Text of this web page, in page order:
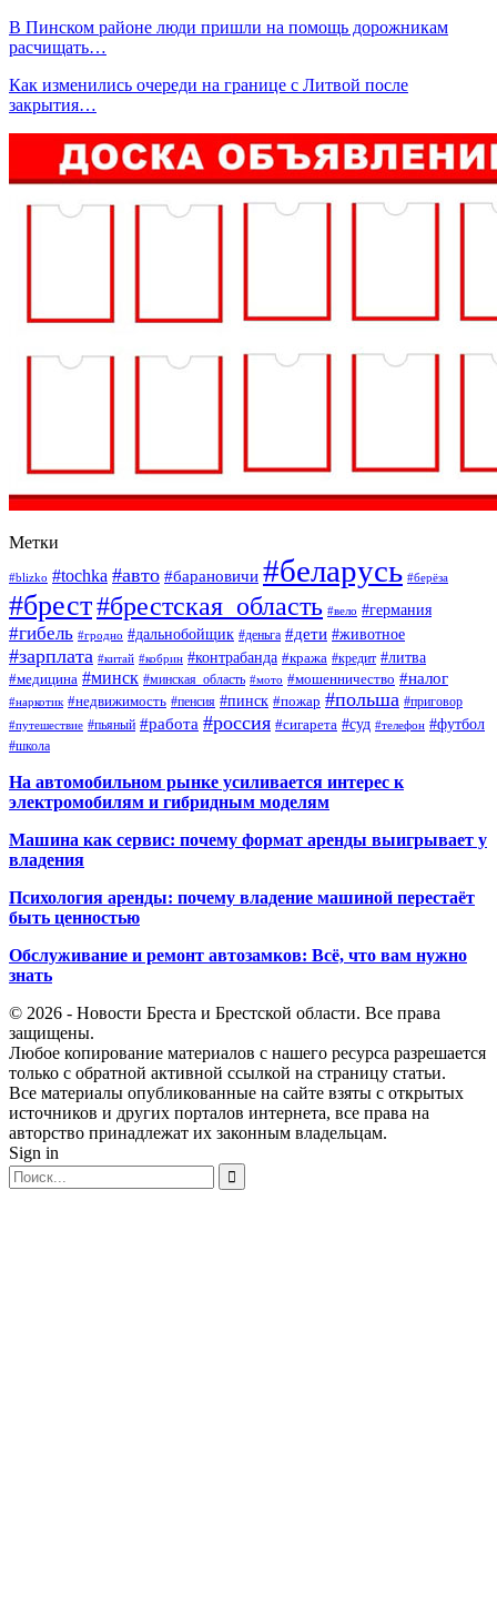
В Пинском районе люди пришли на помощь дорожникам
расчищать…
Как изменились очереди на границе с Литвой после
закрытия…
Метки
#blizko #tochka #авто #барановичи #беларусь #берёза
#брест#брестская_область #вело #германия
#гибель #гродно #дальнобойщик #деньга #дети #животное
#зарплата #китай #кобрин #контрабанда #кража #кредит #литва
#медицина #минск #минская_область #мото #мошенничество #налог
#наркотик #недвижимость #пенсия #пинск #пожар #польша #приговор
#путешествие #пьяный #работа #россия #сигарета #суд #телефон #футбол
#школа
На автомобильном рынке усиливается интерес к
электромобилям и гибридным моделям
Машина как сервис: почему формат аренды выигрывает у
владения
Психология аренды: почему владение машиной перестаёт
быть ценностью
Обслуживание и ремонт автозамков: Всё, что вам нужно
знать
© 2026 - Новости Бреста и Брестской области. Все права
защищены.
Любое копирование материалов с нашего ресурса разрешается
только с обратной активной ссылкой на страницу статьи.
Все материалы опубликованные на сайте взяты с открытых
источников и других порталов интернета, все права на
авторство принадлежат их законным владельцам.
Sign in